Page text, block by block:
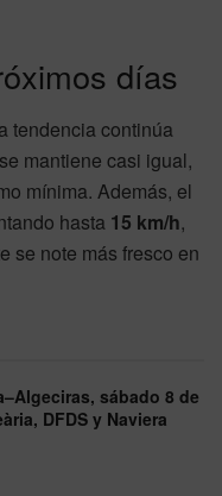
días
tendencia continúa
mantiene casi igual,
mínima. Además, el
hasta 15 km/h,
se note más fresco en
sábado 8 de
DFDS y Naviera